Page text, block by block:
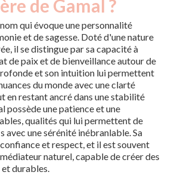
de Gamal ?
qui évoque une personnalité
et de sagesse. Doté d'une nature
il se distingue par sa capacité à
de paix et de bienveillance autour de
et son intuition lui permettent
du monde avec une clarté
en restant ancré dans une stabilité
possède une patience et une
qualités qui lui permettent de
avec une sérénité inébranlable. Sa
et respect, et il est souvent
naturel, capable de créer des
durables.